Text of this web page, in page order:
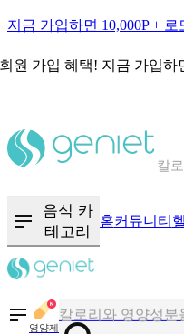
지금 가입하면 10,000P + 로
원 가입 혜택! 지금 가입하
혈
음식 카
테고리
홈커뮤니티
영양제
칼로리와 영양성
혈당 · 다이어트 음